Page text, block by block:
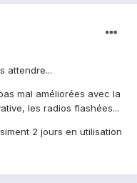
attendre...
mal améliorées avec la
les radios flashées...
2 jours en utilisation